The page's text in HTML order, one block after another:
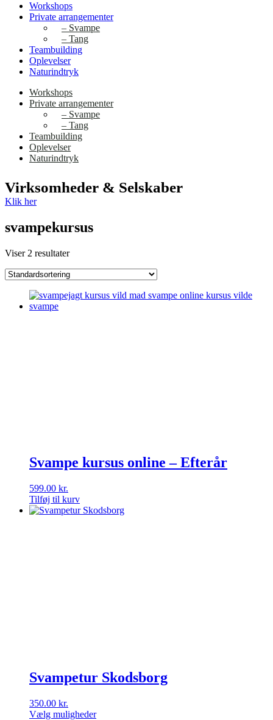
Workshops
Private arrangementer
– Svampe
– Tang
Teambuilding
Oplevelser
Naturindtryk
Workshops
Private arrangementer
– Svampe
– Tang
Teambuilding
Oplevelser
Naturindtryk
Virksomheder & Selskaber
Klik her
svampekursus
Viser 2 resultater
Svampe kursus online – Efterår
599.00 kr.
Tilføj til kurv
Svampetur Skodsborg
350.00 kr.
Vælg muligheder